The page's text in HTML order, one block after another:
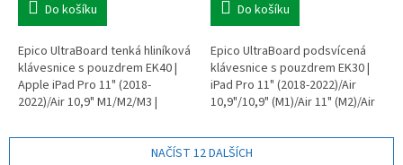
Do košíku
Epico UltraBoard tenká hliníková
klávesnice s pouzdrem EK40 |
Apple iPad Pro 11" (2018-
2022)/Air 10,9" M1/M2/M3 |
Do košíku
Epico UltraBoard podsvícená
klávesnice s pouzdrem EK30 |
iPad Pro 11" (2018-2022)/Air
10,9"/10,9" (M1)/Air 11" (M2)/Air
NAČÍST 12 DALŠÍCH